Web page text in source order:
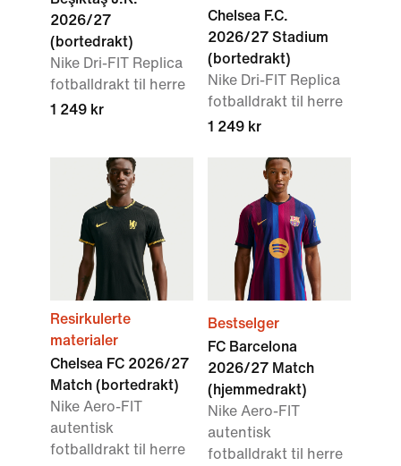
2026/27
(bortedrakt)
Nike Dri-FIT Replica
fotballdrakt til herre
1 249 kr
Chelsea F.C.
2026/27 Stadium
(bortedrakt)
Nike Dri-FIT Replica
fotballdrakt til herre
1 249 kr
Resirkulerte
materialer
Chelsea FC 2026/27
Match (bortedrakt)
Nike Aero-FIT
autentisk
fotballdrakt til herre
Bestselger
FC Barcelona
2026/27 Match
(hjemmedrakt)
Nike Aero-FIT
autentisk
fotballdrakt til herre